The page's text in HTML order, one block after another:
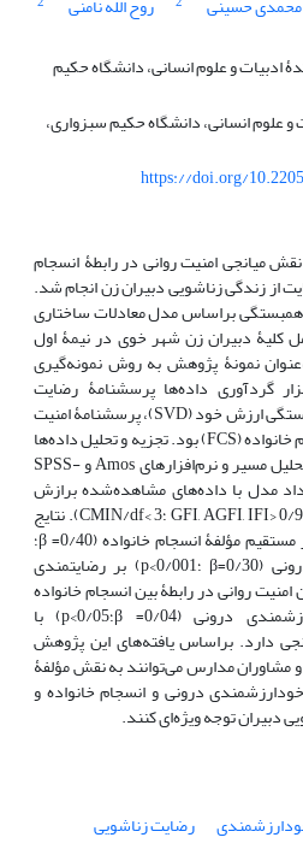
حسینی روح الله نامنی
ادبیات و علوم انسانی، دانشگاه حکیم
و علوم انسانی، دانشگاه حکیم سبزواری،
https://doi.org/
امنیت روانی در رابطۀ انسجام
از زندگی زناشویی دبیران زن انجام شد.
براساس مدل معادلات ساختاری
کلیۀ دبیران زن شهر خوی در نیمۀ اول
که 285 نفر به‌عنوان نمونۀ پژوهش به روش نمونه‌گیری
گردآوری داده‌ها پرسشنامۀ رضایت
زناشویی (MSS)، پرسشنامۀ وابستگی ارزش خود (SVD)، پرسشنامۀ امنیت
روانی (PSS) و پرسشنامۀ انسجام خانواده (FCS) بود. تجزیه و تحلیل داده‌ها
با آزمون همبستگی پیرسون و تحلیل مسیر و نرم‌افزارهای Amos و SPSS-
مدل با داده‌های مشاهده‌شده برازش
مطلوب دارد (0/10 RSME< و 0/90 <GFI, AGFI, IFI ؛3 >CMIN/df). نتایج
پژوهش حاکی از این بود که اثر مستقیم مؤلفۀ انسجام خانواده (0/40= β؛
0/001>p) و خودارزشمندی درونی (0/30=β ؛0/001>p) بر رضایتمندی
روانی در رابطۀ بین انسجام خانواده
(0/10= β؛0/05>p) و خودارزشمندی درونی (0/04= β؛0/05>p) با
دارد. براساس یافته‌های این پژوهش
مشاوران مدارس می‌توانند به نقش مؤلفۀ
درونی و انسجام خانواده و
دبیران توجه ویژه‌ای کنند.
رضایت زناشویی